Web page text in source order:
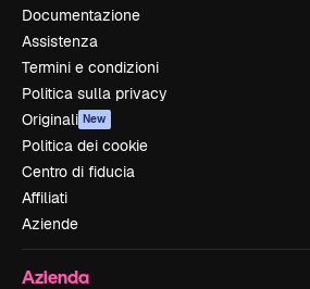
Documentazione
Assistenza
Termini e condizioni
Politica sulla privacy
Originali New
Politica dei cookie
Centro di fiducia
Affiliati
Aziende
Azienda